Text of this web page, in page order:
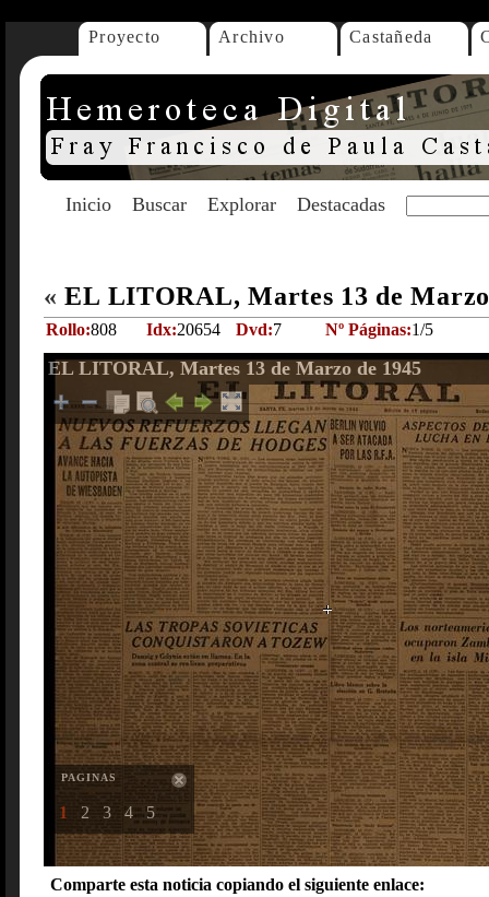
Proyecto Archivo Castañeda
Inicio Buscar Explorar Destacadas
« EL LITORAL, Martes 13 de
Rollo:808 Idx:20654 Dvd:7 Nº Páginas:1/5
EL LITORAL, Martes 13 de Marzo de 1945
PAGINAS
1 2 3 4 5
Comparte esta noticia copiando el siguiente enlace: